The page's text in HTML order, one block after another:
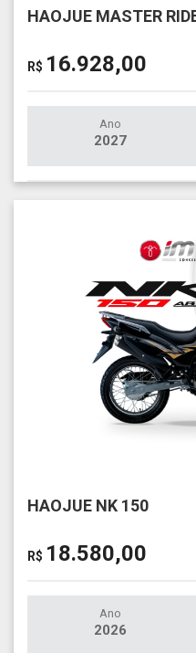
HAOJUE MASTER
R$ 16.928,00
Ano
2027
HAOJUE NK 150
R$ 18.580,00
Ano
2026